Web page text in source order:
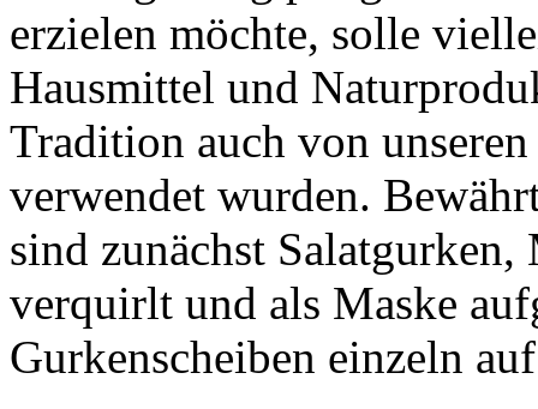
erzielen möchte, solle
Hausmittel und
Tradition auch von
verwendet wurden.
sind zunächst
verquirlt und als Maske
Gurkenscheiben einzeln